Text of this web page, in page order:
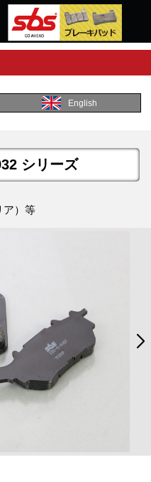
English
シリーズ
ア）等